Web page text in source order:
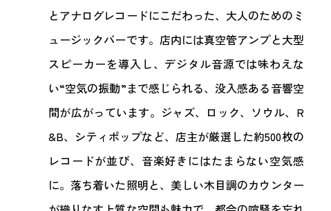
とアナログレコードにこだわった、大人のためのミ
ュージックバーです。店内には真空管アンプと大型
スピーカーを導入し、デジタル音源では味わえな
い“空気の振動”まで感じられる、没入感ある音響空
間が広がっています。ジャズ、ロック、ソウル、R
&B、シティポップなど、店主が厳選した約500枚の
レコードが並び、音楽好きにはたまらない空気感
に。落ち着いた照明と、美しい木目調のカウンター